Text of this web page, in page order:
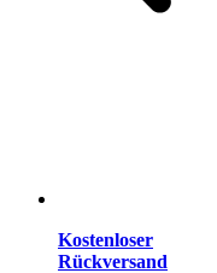
Kostenloser
Rückversand